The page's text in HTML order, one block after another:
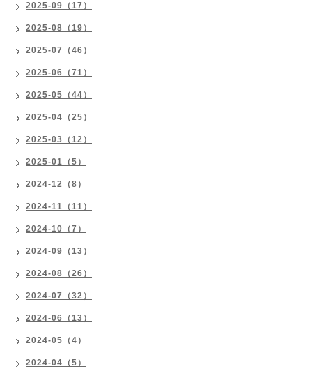
2025-09（17）
2025-08（19）
2025-07（46）
2025-06（71）
2025-05（44）
2025-04（25）
2025-03（12）
2025-01（5）
2024-12（8）
2024-11（11）
2024-10（7）
2024-09（13）
2024-08（26）
2024-07（32）
2024-06（13）
2024-05（4）
2024-04（5）